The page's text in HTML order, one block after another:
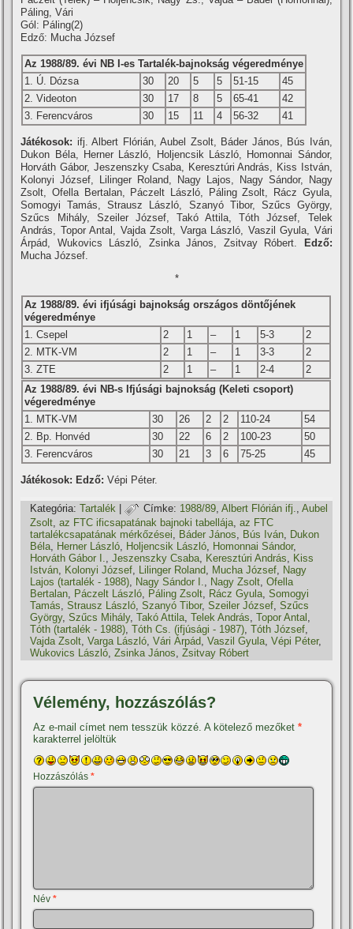
Páling, Vári
Gól: Páling(2)
Edző: Mucha József
Az 1988/89. évi NB I-es Tartalék-bajnokság végeredménye
1. Ú. Dózsa
30 20 5 5 51-15
45
2. Videoton
30 17 8 5 65-41
42
3. Ferencváros
30 15 11 4 56-32 41
Játékosok: ifj. Albert Flórián, Aubel Zsolt, Báder János, Bús Iván,
Dukon Béla, Herner László, Holjencsik László, Homonnai Sándor,
Horváth Gábor, Jeszenszky Csaba, Keresztúri András, Kiss István,
Kolonyi József, Lilinger Roland, Nagy Lajos, Nagy Sándor, Nagy
Zsolt, Ofella Bertalan, Páczelt László, Páling Zsolt, Rácz Gyula,
Somogyi Tamás, Strausz László, Szanyó Tibor, Szűcs György,
Szűcs Mihály, Szeiler József, Takó Attila, Tóth József, Telek
András, Topor Antal, Vajda Zsolt, Varga László, Vaszil Gyula, Vári
Árpád, Wukovics László, Zsinka János, Zsitvay Róbert.
Edző:
Mucha József.
*
Az 1988/89. évi ifjúsági bajnokság országos döntőjének
végeredménye
1. Csepel
2 1 – 1 5-3
2
2. MTK-VM
2 1 – 1 3-3
2
3. ZTE
2 1 – 1 2-4
2
Az 1988/89. évi NB-s Ifjúsági bajnokság (Keleti csoport)
végeredménye
1. MTK-VM
30 26 2 2 110-24
54
2. Bp. Honvéd
30 22 6 2 100-23
50
3. Ferencváros
30 21 3 6 75-25 45
Játékosok: Edző: Vépi Péter.
Kategória: Tartalék | Címke: 1988/89,Albert Flórián ifj.,Aubel
Zsolt,az FTC ificsapatának bajnoki tabellája,az FTC
tartalékcsapatának mérkőzései, Báder János, Bús Iván, Dukon
Béla, Herner László, Holjencsik László, Homonnai Sándor,
Horváth Gábor I.,Jeszenszky Csaba, Keresztúri András, Kiss
István, Kolonyi József, Lilinger Roland, Mucha József, Nagy
Lajos (tartalék - 1988), Nagy Sándor I., Nagy Zsolt,Ofella
Bertalan, Páczelt László, Páling Zsolt, Rácz Gyula,Somogyi
Tamás,Strausz László,Szanyó Tibor,Szeiler József,Szűcs
György,Szűcs Mihály,Takó Attila,Telek András,Topor Antal ,
Tóth (tartalék - 1988),Tóth Cs. (ifjúsági - 1987),Tóth József,
Vajda Zsolt,Varga László,Vári Árpád,Vaszil Gyula,Vépi Péter,
Wukovics László,Zsinka János,Zsitvay Róbert
Vélemény, hozzászólás?
Az e-mail címet nem tesszük közzé. A kötelező mezőket*
karakterrel jelöltük
Hozzászólás*
Név*